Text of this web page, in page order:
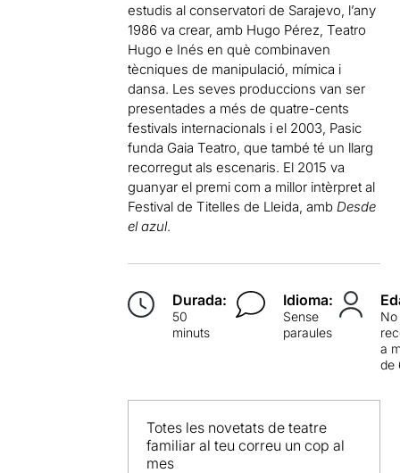
estudis al conservatori de Sarajevo, l’any
1986 va crear, amb Hugo Pérez, Teatro
Hugo e Inés en què combinaven
tècniques de manipulació, mímica i
dansa. Les seves produccions van ser
presentades a més de quatre-cents
festivals internacionals i el 2003, Pasic
funda Gaia Teatro, que també té un llarg
recorregut als escenaris. El 2015 va
guanyar el premi com a millor intèrpret al
Festival de Titelles de Lleida, amb Desde
el azul.
Durada:
50
minuts
Idioma:
Sense
paraules
No
a
de
Totes les novetats de teatre
familiar al teu correu un cop al
mes